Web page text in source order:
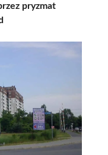
pryzmat